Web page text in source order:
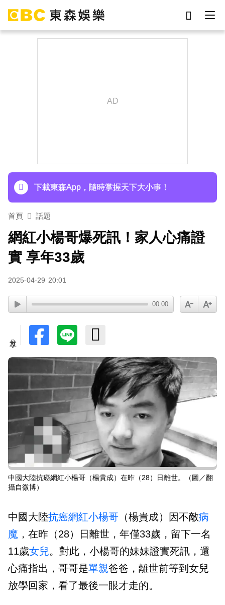
下載東森App，隨時掌握天下大小事！
首頁 話題
網紅小楊哥爆死訊！家人心痛證
實 享年33歲
2025-04-29 20:01
00:00
中國大陸抗癌網紅小楊哥（楊貴成）在昨（28）日離世。（圖／翻
攝自微博）
中國大陸抗癌網紅小楊哥 （楊貴成）因不敵病
魔 ，在昨（28）日離世，年僅33歲，留下一名
11歲女兒。對此，小楊哥的妹妹證實死訊，還
心痛指出，哥哥是單親爸爸，離世前等到女兒
放學回家，看了最後一眼才走的。